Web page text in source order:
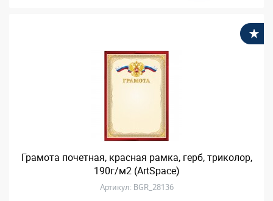
Грамота почетная, красная рамка, герб, триколор,
190г/м2 (ArtSpace)
Артикул: BGR_28136